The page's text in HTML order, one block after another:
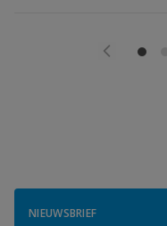
NIEUWSBRIEF